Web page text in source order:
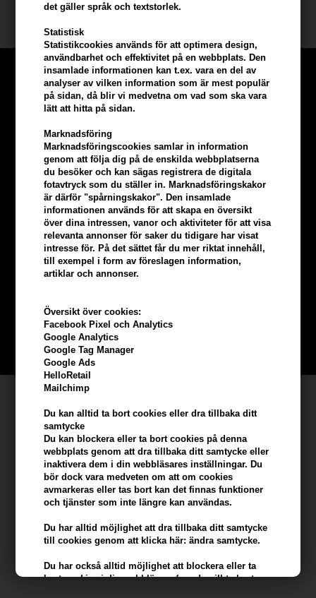
det gäller språk och textstorlek.
Statistisk
Statistikcookies används för att optimera design,
användbarhet och effektivitet på en webbplats. Den
insamlade informationen kan t.ex. vara en del av
analyser av vilken information som är mest populär
på sidan, då blir vi medvetna om vad som ska vara
lätt att hitta på sidan.
Marknadsföring
Marknadsföringscookies samlar in information
genom att följa dig på de enskilda webbplatserna
du besöker och kan sägas registrera de digitala
fotavtryck som du ställer in. Marknadsföringskakor
är därför "spårningskakor". Den insamlade
informationen används för att skapa en översikt
över dina intressen, vanor och aktiviteter för att visa
relevanta annonser för saker du tidigare har visat
intresse för. På det sättet får du mer riktat innehåll,
till exempel i form av föreslagen information,
artiklar och annonser.
Översikt över cookies:
Facebook Pixel och Analytics
Google Analytics
Google Tag Manager
Google Ads
HelloRetail
Mailchimp
Du kan alltid ta bort cookies eller dra tillbaka ditt
samtycke
Du kan blockera eller ta bort cookies på denna
webbplats genom att dra tillbaka ditt samtycke eller
inaktivera dem i din webbläsares inställningar. Du
bör dock vara medveten om att om cookies
avmarkeras eller tas bort kan det finnas funktioner
och tjänster som inte längre kan användas.
Du har alltid möjlighet att dra tillbaka ditt samtycke
till cookies genom att klicka här: ändra samtycke.
Du har också alltid möjlighet att blockera eller ta
bort cookies i din webbläsare (om du vill ta bort
Paul Mitchell
Tjäna5% bonuspå hela din
Bli en del av vår kundklubb gratis och få rabatter när du handlar
BLI EN GRATIS MEDLEM HÄR
Kundservice
Hair247
Frisenborgvej 6A
DK-7800 Skive
info@hair247.se
Billig frakt
100% nöjdhet - 356 dagars returpolicy